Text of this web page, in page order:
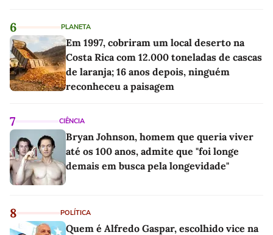
6 PLANETA
Em 1997, cobriram um local deserto na
Costa Rica com 12.000 toneladas de cascas
de laranja; 16 anos depois, ninguém
reconheceu a paisagem
7 CIÊNCIA
Bryan Johnson, homem que queria viver
até os 100 anos, admite que "foi longe
demais em busca pela longevidade"
8 POLÍTICA
Quem é Alfredo Gaspar, escolhido vice na